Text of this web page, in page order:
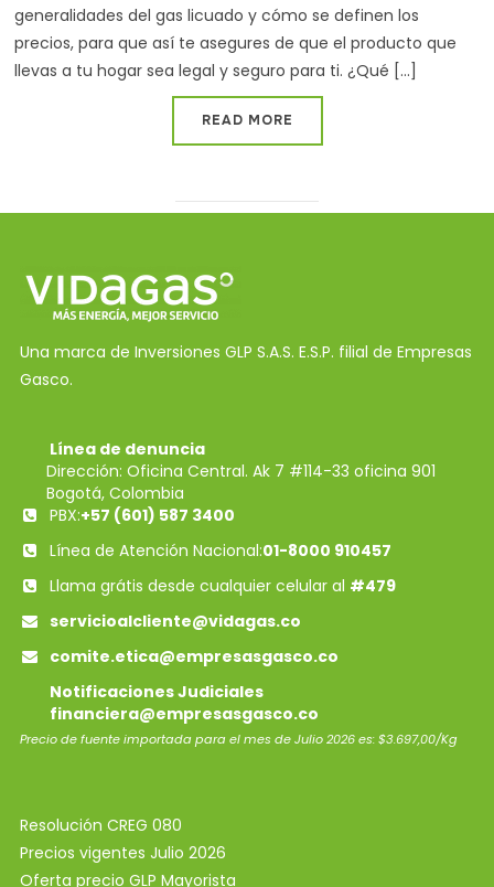
generalidades del gas licuado y cómo se definen los
precios, para que así te asegures de que el producto que
llevas a tu hogar sea legal y seguro para ti. ¿Qué [...]
READ MORE
Una marca de Inversiones GLP S.A.S. E.S.P. filial de Empresas
Gasco.
Línea de denuncia
Dirección: Oficina Central. Ak 7 #114-33 oficina 901
Bogotá, Colombia
PBX:+57 (601) 587 3400
Línea de Atención Nacional:01-8000 910457
Llama grátis desde cualquier celular al #479
servicioalcliente@vidagas.co
comite.etica@empresasgasco.co
Notificaciones Judiciales
financiera@empresasgasco.co
Precio de fuente importada para el mes de Julio 2026 es: $3.697,00/Kg
Resolución CREG 080
Precios vigentes Julio 2026
Oferta precio GLP Mayorista